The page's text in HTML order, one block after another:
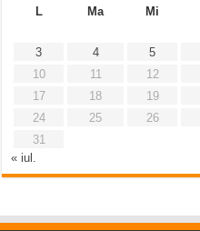
L
Ma Mi
3
4 5
10
11 12
17
18 19
24
25 26
31
« iul.